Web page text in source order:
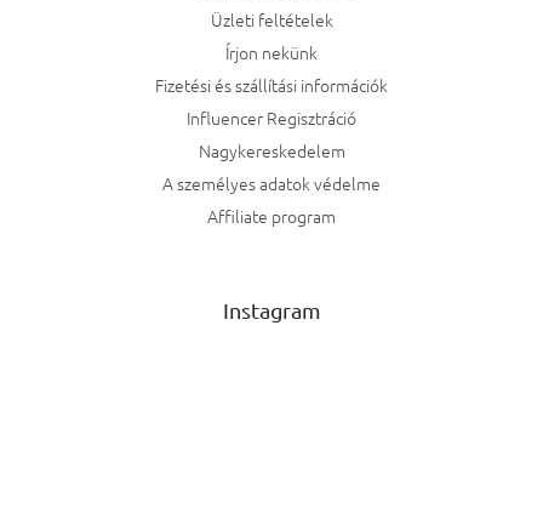
Üzleti feltételek
Írjon nekünk
Fizetési és szállítási információk
Influencer Regisztráció
Nagykereskedelem
A személyes adatok védelme
Affiliate program
Instagram